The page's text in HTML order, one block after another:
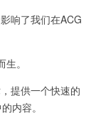
响了我们在ACG
。
提供一个快速的
内容。